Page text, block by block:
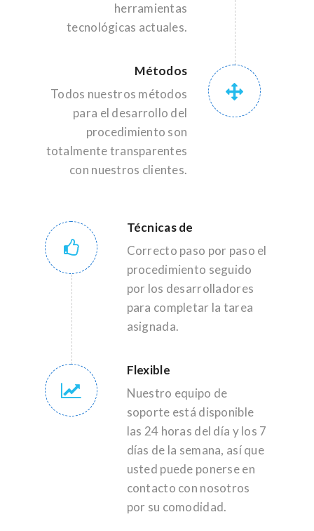
herramientas
tecnológicas actuales.
Métodos
Todos nuestros métodos
para el desarrollo del
procedimiento son
totalmente transparentes
con nuestros clientes.
Técnicas de
Correcto paso por paso el
procedimiento seguido
por los desarrolladores
para completar la tarea
asignada.
Flexible
Nuestro equipo de
soporte está disponible
las 24 horas del día y los 7
días de la semana, así que
usted puede ponerse en
contacto con nosotros
por su comodidad.